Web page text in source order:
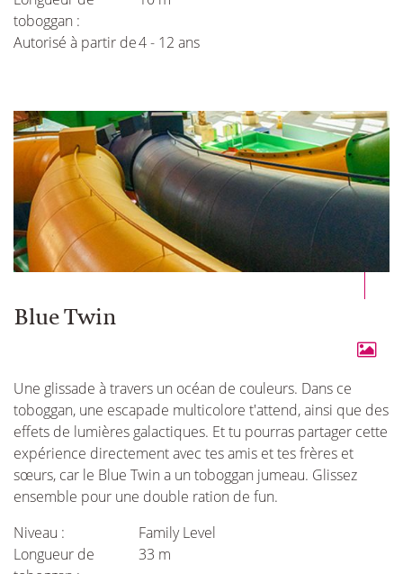
toboggan :
Autorisé à partir de4 - 12 ans
Blue Twin
Une glissade à travers un océan de couleurs. Dans ce
toboggan, une escapade multicolore t'attend, ainsi que des
effets de lumières galactiques. Et tu pourras partager cette
expérience directement avec tes amis et tes frères et
sœurs, car le Blue Twin a un toboggan jumeau. Glissez
ensemble pour une double ration de fun.
Niveau :
Family Level
Longueur de
33 m